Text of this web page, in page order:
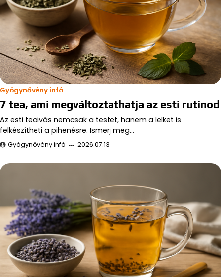
Gyógynővény infó
7 tea, ami megváltoztathatja az esti rutinod
Az esti teaivás nemcsak a testet, hanem a lelket is
felkészítheti a pihenésre. Ismerj meg…
Gyógynövény infó 2026.07.13.